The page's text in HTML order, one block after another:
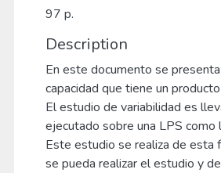
97 p.
Description
En este documento se
capacidad que tiene un
El estudio de variabilidad es
ejecutado sobre una LPS como
Este estudio se realiza de esta
se pueda realizar el estudio y